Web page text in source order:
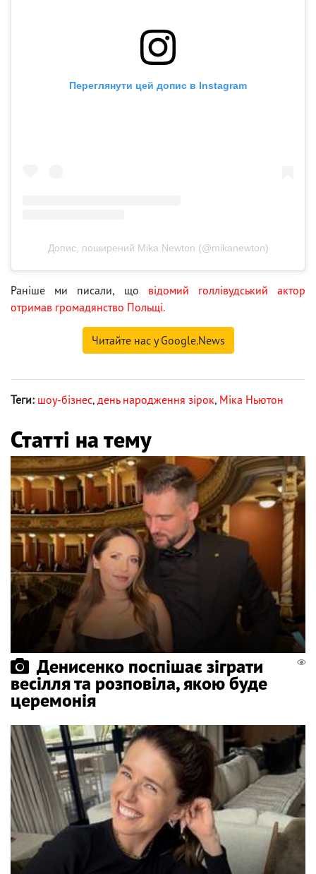
Переглянути цей допис в Instagram
Допис, поширений Mika Newton (@mikanewton)
Раніше ми писали, що відомий голлівудський актор
отримав громадянство Польщі.
Читайте нас у Google.News
Теги: шоу-бізнес, день народження зірок, Міка Ньютон
Статті на тему
Денисенко поспішає зіграти
весілля та розповіла, якою буде
церемонія